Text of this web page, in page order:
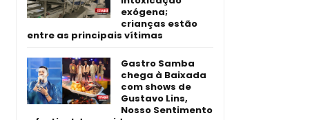
exógena;
crianças estão
entre as principais vítimas
Gastro Samba
chega à Baixada
com shows de
Gustavo Lins,
Nosso Sentimento